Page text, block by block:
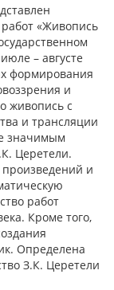
работ «Живопись
– августе
формирования
и
живопись с
и трансляции
значимым
Церетели.
и
работ
Кроме того,
Определена
З.К. Церетели